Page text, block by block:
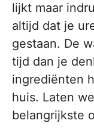
lijkt maar
altijd dat je
gestaan. De
tijd dan je
ingrediënten
huis. Laten
belangrijkste